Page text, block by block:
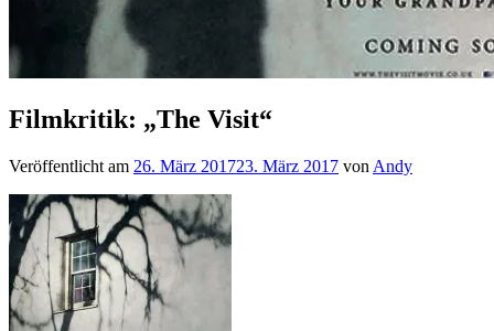
Filmkritik: „The Visit“
Veröffentlicht am 26. März 201723. März 2017 von Andy